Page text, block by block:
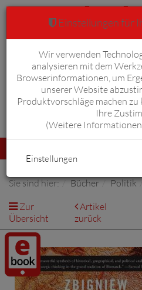
Anmelden
umschalten
Sie sind hier: Bücher Politik
Zur
Übersicht
Artikel
zurück
Digitalprodukt
/ E-Book
Einstellungen für
Wir verwenden
analysieren mit dem
Browserinformationen, um
unserer Website
Produktvorschläge machen
Ihre
(Weitere
Einstellungen